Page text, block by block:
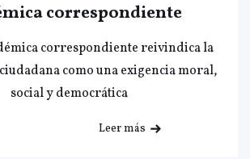
correspondiente
correspondiente reivindica la
como una exigencia moral,
social y democrática
Leer más